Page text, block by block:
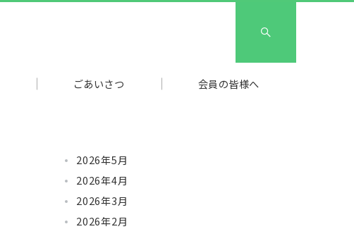
ごあいさつ 会員の皆様へ
2026年5月
2026年4月
2026年3月
2026年2月